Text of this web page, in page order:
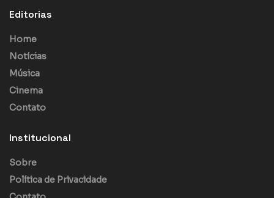
Editorias
Home
Notícias
Música
Cinema
Contato
Institucional
Sobre
Política de Privacidade